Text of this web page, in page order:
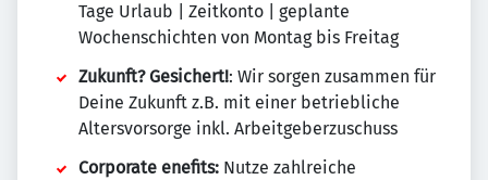
Tage Urlaub | Zeitkonto | geplante
Wochenschichten von Montag bis Freitag
Zukunft? Gesichert!: Wir sorgen zusammen für
Deine Zukunft z.B. mit einer betriebliche
Altersvorsorge inkl. Arbeitgeberzuschuss
Corporate enefits: Nutze zahlreiche